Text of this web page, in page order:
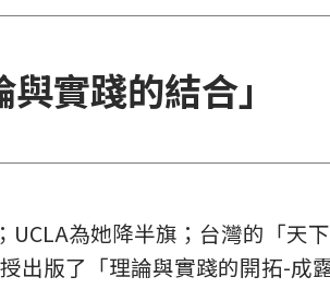
實踐的結合」
為她降半旗；台灣的「天
出版了「理論與實踐的開拓-成